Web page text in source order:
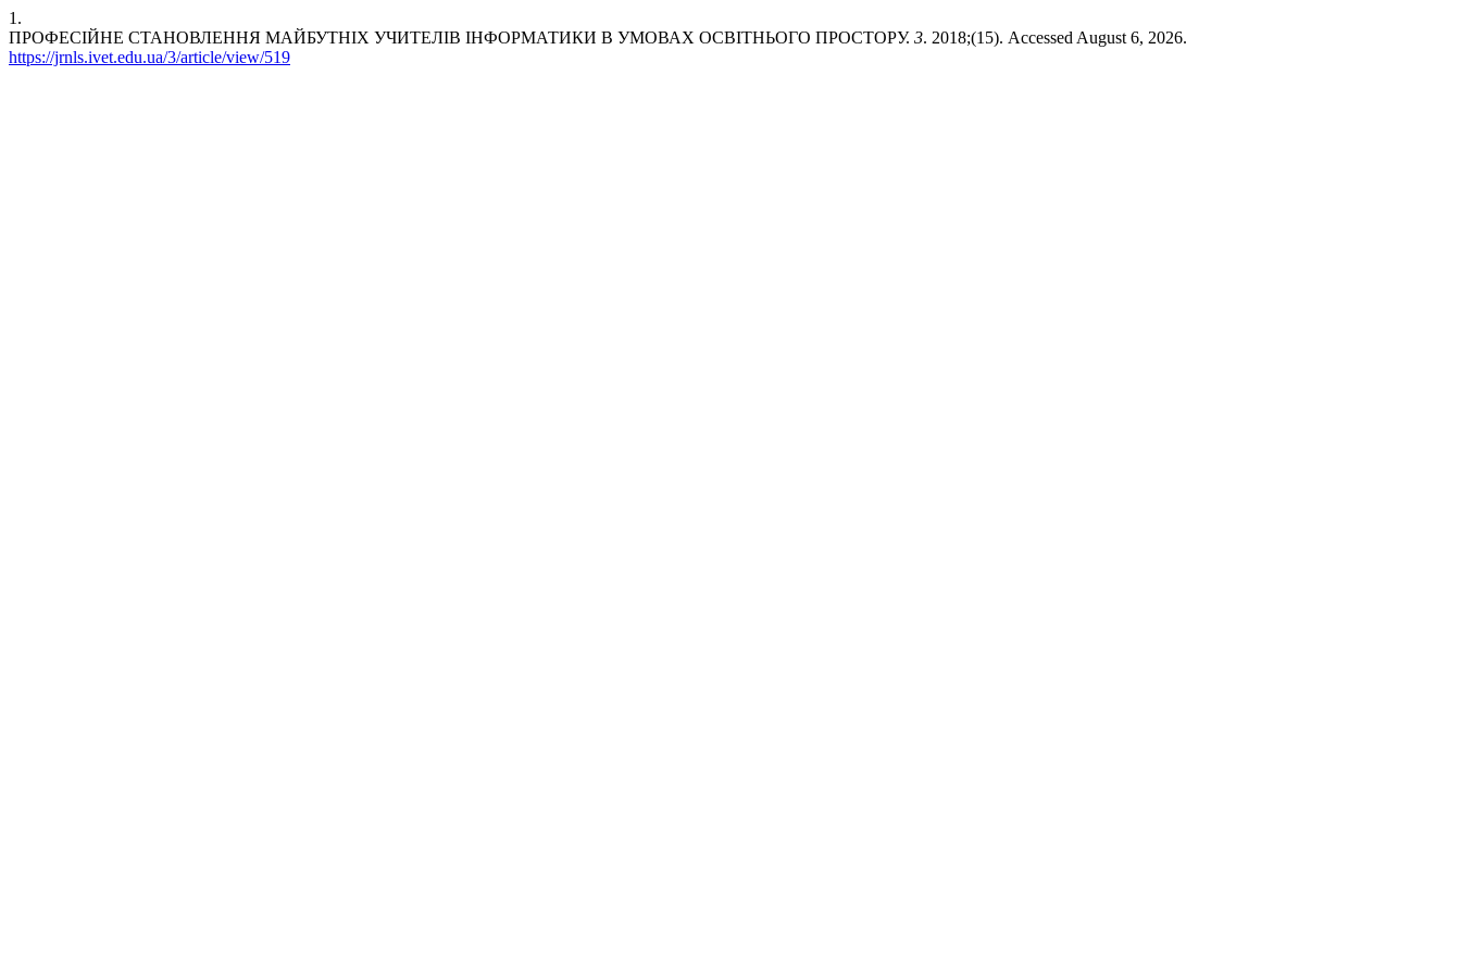
1.
ПРОФЕСІЙНЕ СТАНОВЛЕННЯ МАЙБУТНІХ УЧИТЕЛІВ ІНФОРМАТИКИ В УМОВАХ ОСВІТНЬОГО ПРОСТОРУ. 3. 2018;(15). Accessed August 6, 2026.
https://jrnls.ivet.edu.ua/3/article/view/519